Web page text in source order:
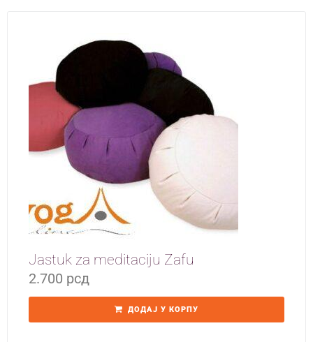
Jastuk za meditaciju Zafu
2.700 рсд
ДОДАЈ У КОРПУ